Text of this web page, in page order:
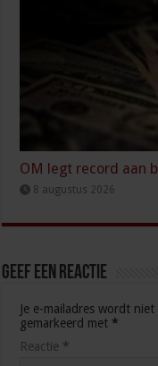
OM legt record aan
8 augustus 2026
Geef een reactie
Je e-mailadres wordt
gemarkeerd met *
Reactie *